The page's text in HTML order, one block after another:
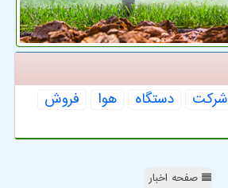
شركت دستگاه هوا
فروش
صفحه اخبار